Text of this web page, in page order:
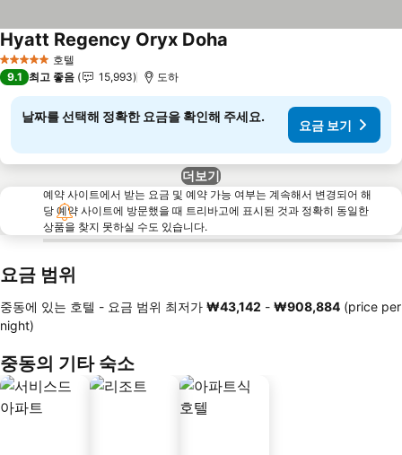
5 성급 호텔
Hyatt Regency Oryx Doha
9.1 최고 좋음 15,993 도하
날짜를 선택해 정확한 요금을 확인해 주세요.
요금 보기
더보기
예약 사이트에서 받는 요금 및 예약 가능 여부는 계속해서 변경되어 해
당 예약 사이트에 방문했을 때 트리바고에 표시된 것과 정확히 동일한
상품을 찾지 못하실 수도 있습니다.
요금 범위
중동에 있는 호텔 - 요금 범위 최저가 ‎₩43,142 - ‎₩908,884 (price per
night)
중동의 기타 숙소